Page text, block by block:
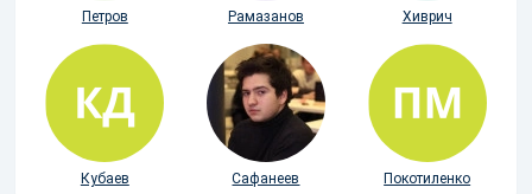
Петров Рамазанов Хиврич
Кубаев Сафанеев Покотиленко